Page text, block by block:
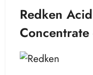
Redken
Concentrate